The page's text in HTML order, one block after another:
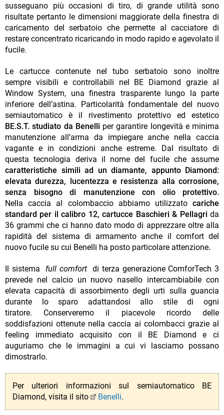
susseguano più occasioni di tiro, di grande utilità sono
risultate pertanto le dimensioni maggiorate della finestra di
caricamento del serbatoio che permette al cacciatore di
restare concentrato ricaricando in modo rapido e agevolato il
fucile.
Le cartucce contenute nel tubo serbatoio sono inoltre
sempre visibili e controllabili nel BE Diamond grazie al
Window System, una finestra trasparente lungo la parte
inferiore dell’astina. Particolarità fondamentale del nuovo
semiautomatico è il rivestimento protettivo ed estetico
BE.S.T. studiato da Benelli per garantire longevità e minima
manutenzione all’arma da impiegare anche nella caccia
vagante e in condizioni anche estreme. Dal risultato di
questa tecnologia deriva il nome del fucile che assume
caratteristiche simili ad un diamante, appunto Diamond:
elevata durezza, lucentezza e resistenza alla corrosione,
senza bisogno di manutenzione con olio protettivo.
Nella caccia al colombaccio abbiamo utilizzato cariche
standard per il calibro 12, cartucce Baschieri & Pellagri da
36 grammi che ci hanno dato modo di apprezzare oltre alla
rapidità del sistema di armamento anche il comfort del
nuovo fucile su cui Benelli ha posto particolare attenzione.
Il sistema full comfortdi terza generazione ComforTech 3
prevede nel calcio un nuovo nasello intercambiabile con
elevata capacità di assorbimento degli urti sulla guancia
durante lo sparo adattandosi allo stile di ogni
tiratore. Conserveremo il piacevole ricordo delle
soddisfazioni ottenute nella caccia ai colombacci grazie al
feeling immediato acquisito con il BE Diamond e ci
auguriamo che le immagini a cui vi lasciamo possano
dimostrarlo.
Per ulteriori informazioni sul semiautomatico BE
Diamond, visita il sito
Benelli.